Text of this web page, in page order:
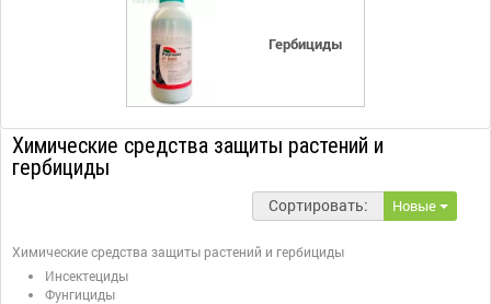
Гербициды
Химические средства защиты растений и
гербициды
Сортировать: Новые
Химические средства защиты растений и гербициды
Инсектециды
Фунгициды